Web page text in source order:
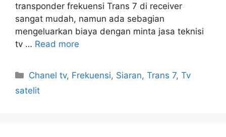
transponder frekuensi Trans 7 di receiver
sangat mudah, namun ada sebagian
mengeluarkan biaya dengan minta jasa teknisi
tv … Read more
Categories
Chanel tv, Frekuensi, Siaran,Trans 7,Tv
satelit